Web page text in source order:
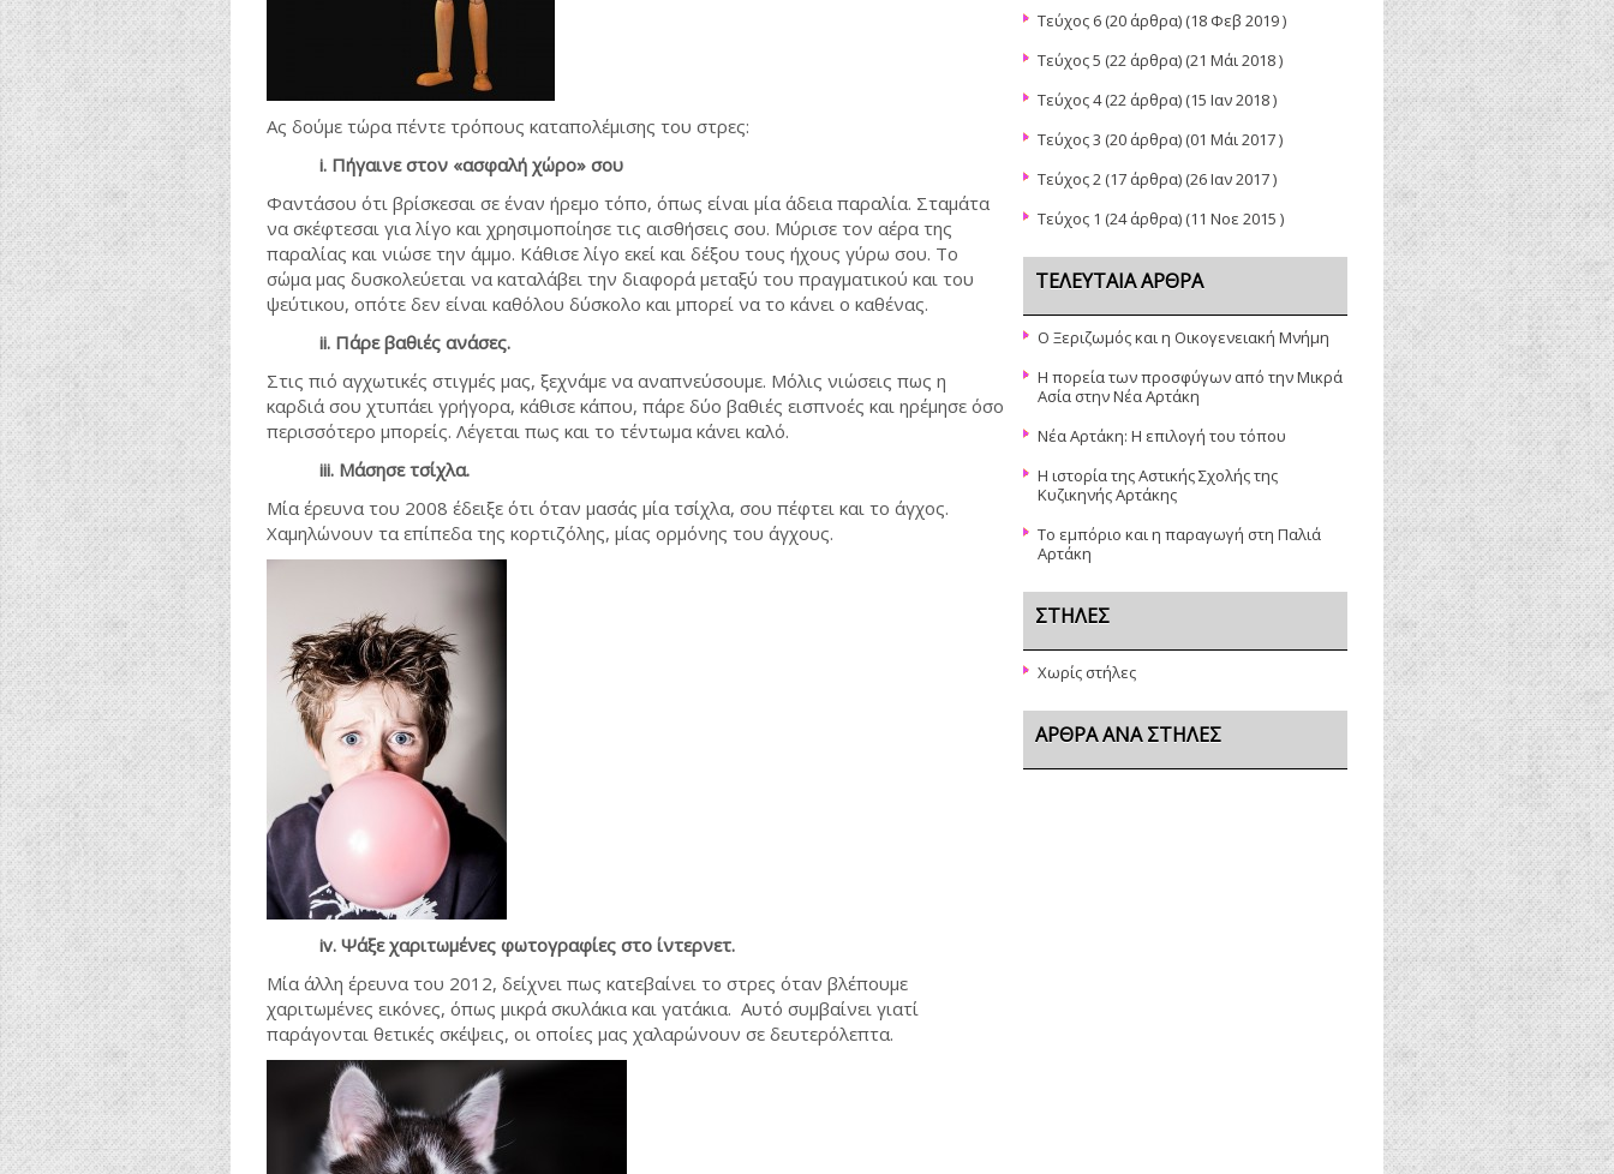
Ας δούμε τώρα πέντε τρόπους καταπολέμισης του στρες:
i. Πήγαινε στον «ασφαλή χώρο» σου
Φαντάσου ότι βρίσκεσαι σε έναν ήρεμο τόπο, όπως είναι μία άδεια παραλία. Σταμάτα
να σκέφτεσαι για λίγο και χρησιμοποίησε τις αισθήσεις σου. Μύρισε τον αέρα της
παραλίας και νιώσε την άμμο. Κάθισε λίγο εκεί και δέξου τους ήχους γύρω σου. Το
σώμα μας δυσκολεύεται να καταλάβει την διαφορά μεταξύ του πραγματικού και του
ψεύτικου, οπότε δεν είναι καθόλου δύσκολο και μπορεί να το κάνει ο καθένας.
ii. Πάρε βαθιές ανάσες.
Στις πιό αγχωτικές στιγμές μας, ξεχνάμε να αναπνεύσουμε. Μόλις νιώσεις πως η
καρδιά σου χτυπάει γρήγορα, κάθισε κάπου, πάρε δύο βαθιές εισπνοές και ηρέμησε όσο
περισσότερο μπορείς. Λέγεται πως και το τέντωμα κάνει καλό.
iii. Μάσησε τσίχλα.
Μία έρευνα του 2008 έδειξε ότι όταν μασάς μία τσίχλα, σου πέφτει και το άγχος.
Χαμηλώνουν τα επίπεδα της κορτιζόλης, μίας ορμόνης του άγχους.
iv. Ψάξε χαριτωμένες φωτογραφίες στο ίντερνετ.
Μία άλλη έρευνα του 2012, δείχνει πως κατεβαίνει το στρες όταν βλέπουμε
χαριτωμένες εικόνες, όπως μικρά σκυλάκια και γατάκια. Αυτό συμβαίνει γιατί
παράγονται θετικές σκέψεις, οι οποίες μας χαλαρώνουν σε δευτερόλεπτα.
Τεύχος 6 (20 άρθρα) (18 Φεβ 2019 )
Τεύχος 5 (22 άρθρα) (21 Μάι 2018 )
Τεύχος 4(22 άρθρα) (15 Ιαν 2018 )
Τεύχος 3 (20 άρθρα) (01 Μάι 2017 )
Τεύχος 2 (17 άρθρα) (26 Ιαν 2017 )
Τεύχος 1 (24 άρθρα) (11 Νοε 2015 )
ΤΕΛΕΥΤΑΊΑ ΆΡΘΡΑ
Ο Ξεριζωμός και η Οικογενειακή Μνήμη
Η πορεία των προσφύγων από την Μικρά
Ασία στην Νέα Αρτάκη
Νέα Αρτάκη: Η επιλογή του τόπου
Η ιστορία της Αστικής Σχολής της
Κυζικηνής Αρτάκης
Το εμπόριο και η παραγωγή στη Παλιά
Αρτάκη
ΣΤΉΛΕΣ
Χωρίς στήλες
ΆΡΘΡΑ ΑΝΆ ΣΤΉΛΕΣ